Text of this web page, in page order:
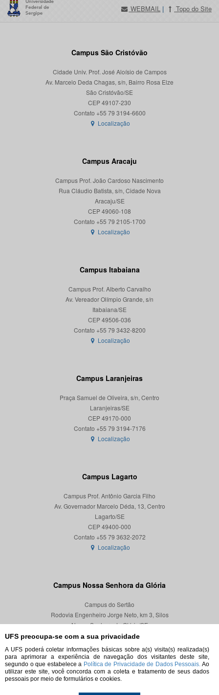
UFS preocupa-se com a sua privacidade
A UFS poderá coletar informações básicas sobre a(s) visita(s) realizada(s)
para aprimorar a experiência de navegação dos visitantes deste site,
segundo o que estabelece a Política de Privacidade de Dados Pessoais. Ao
utilizar este site, você concorda com a coleta e tratamento de seus dados
pessoais por meio de formulários e cookies.
WEBMAIL | Topo do Site
Campus São Cristóvão
Cidade Univ. Prof. José Aloísio de Campos
Av. Marcelo Deda Chagas, s/n, Bairro Rosa Elze
São Cristóvão/SE
CEP 49107-230
Localização
Campus Aracaju
Campus Prof. João Cardoso Nascimento
Rua Cláudio Batista, s/n, Cidade Nova
Aracaju/SE
CEP 49060-108
Localização
Campus Itabaiana
Campus Prof. Alberto Carvalho
Av. Vereador Olímpio Grande, s/n
Itabaiana/SE
CEP 49506-036
Localização
Campus Laranjeiras
Praça Samuel de Oliveira, s/n, Centro
Laranjeiras/SE
CEP 49170-000
Localização
Campus Lagarto
Campus Prof. Antônio Garcia Filho
Av. Governador Marcelo Déda, 13, Centro
Lagarto/SE
CEP 49400-000
Localização
Campus Nossa Senhora da Glória
Campus do Sertão
Rodovia Engenheiro Jorge Neto, km 3, Silos
Nossa Senhora da Glória/SE
CEP 49680-000
Localização